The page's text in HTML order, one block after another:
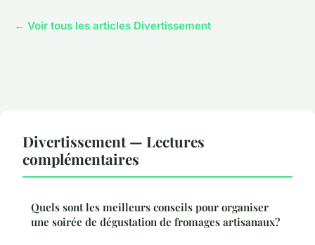
← Voir tous les articles Divertissement
Divertissement — Lectures
complémentaires
Quels sont les meilleurs conseils pour organiser
une soirée de dégustation de fromages artisanaux?